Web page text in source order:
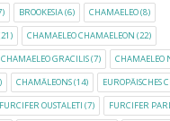
BROOKESIA(6) CHAMAELEO(8)
CHAMAELEO CHAMAELEON (22)
CHAMAELEO GRACILIS(7) CHAMAELEO
CHAMÄLEONS(14) EUROPÄISCHES
FURCIFER OUSTALETI (7) FURCIFER